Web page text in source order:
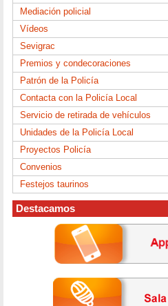
Mediación policial
Vídeos
Sevigrac
Premios y condecoraciones
Patrón de la Policía
Contacta con la Policía Local
Servicio de retirada de vehículos
Unidades de la Policía Local
Proyectos Policía
Convenios
Festejos taurinos
Destacamos